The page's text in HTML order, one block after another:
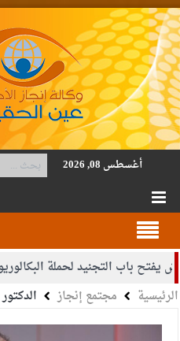
أغسطس 08, 2026
التجنيد لحملة البكالوريوس في
مبارك ومزيدا من التوفيقالرئيسية مجتمع إنجاز